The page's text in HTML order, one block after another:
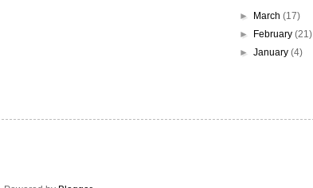
► March (17)
►
February (21)
► January (4)